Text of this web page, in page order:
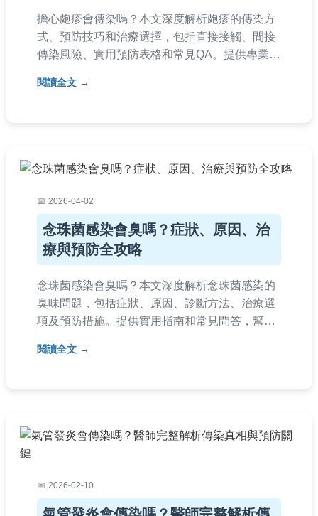
擔心皰疹會傳染嗎？本文深度解析皰疹的傳染方
式、預防技巧和治療選擇，包括直接接觸、間接
傳染風險、實用預防表格和常見QA。提供專業建
擾。
閱讀全文
2026-04-02
念珠菌感染會臭嗎？症狀、原因、治
療與預防全攻略
念珠菌感染會臭嗎？本文深度解析念珠菌感染的
臭味問題，包括症狀、原因、診斷方法、治療選
項及預防措施。提供實用指南和常見問答，幫助
誤處理。
閱讀全文
2026-02-10